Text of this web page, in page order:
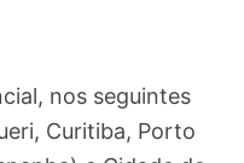
nos seguintes
Curitiba, Porto